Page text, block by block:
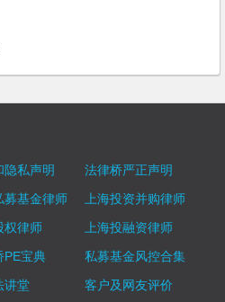
隐私声明
法律桥严正声明
募基金律师
上海投资并购律师
权律师
上海投融资律师
PE宝典
私募基金风控合集
讲堂
客户及网友评价